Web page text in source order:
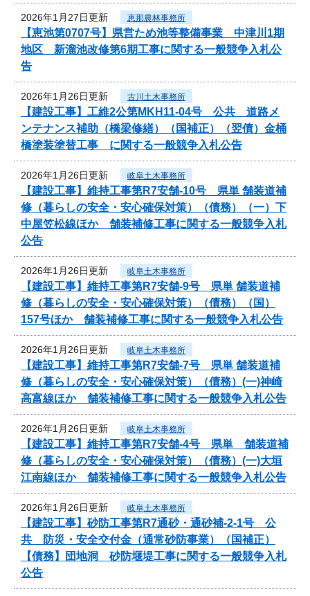
2026年1月27日更新 恵那農林事務所
【恵池第0707号】県営ため池等整備事業 中津川1期
地区 新溜池改修第6期工事に関する一般競争入札公
告
2026年1月26日更新 古川土木事務所
【建設工事】工維2公第MKH11-04号 公共 道路メ
ンテナンス補助（橋梁修繕）（国補正）（翌債）金桶
橋塗装塗替工事 に関する一般競争入札公告
2026年1月26日更新 岐阜土木事務所
【建設工事】維持工事第R7安舗-10号 県単 舗装道補
修（暮らしの安全・安心確保対策）（債務）（一）下
中屋笠松線ほか 舗装補修工事に関する一般競争入札
公告
2026年1月26日更新 岐阜土木事務所
【建設工事】維持工事第R7安舗-9号 県単 舗装道補
修（暮らしの安全・安心確保対策）（債務）（国）
157号ほか 舗装補修工事に関する一般競争入札公告
2026年1月26日更新 岐阜土木事務所
【建設工事】維持工事第R7安舗-7号 県単 舗装道補
修（暮らしの安全・安心確保対策）（債務）(一)神崎
高富線ほか 舗装補修工事に関する一般競争入札公告
2026年1月26日更新 岐阜土木事務所
【建設工事】維持工事第R7安舗-4号 県単 舗装道補
修（暮らしの安全・安心確保対策）（債務）(一)大垣
江南線ほか 舗装補修工事に関する一般競争入札公告
2026年1月26日更新 岐阜土木事務所
【建設工事】砂防工事第R7通砂・通砂補-2-1号 公
共 防災・安全交付金（通常砂防事業）（国補正）
【債務】団地洞 砂防堰堤工事に関する一般競争入札
公告